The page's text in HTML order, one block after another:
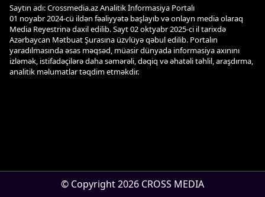
Saytın adı: Crossmedia.az Analitik İnformasiya Portalı
01 noyabr 2024-cü ildən fəaliyyətə başlayıb və onlayn media olaraq
Media Reyestrinə daxil edilib. Sayt 02 oktyabr 2025-ci il tarixdə
Azərbaycan Mətbuat Şurasına üzvlüyə qəbul edilib. Portalın
yaradılmasında əsas məqsəd, müasir dünyada informasiya axınını
izləmək, istifadəçilərə daha səmərəli, dəqiq və əhatəli təhlil, araşdırma,
analitik məlumatlar təqdim etməkdir.
© Copyright 2026 CROSS MEDIA